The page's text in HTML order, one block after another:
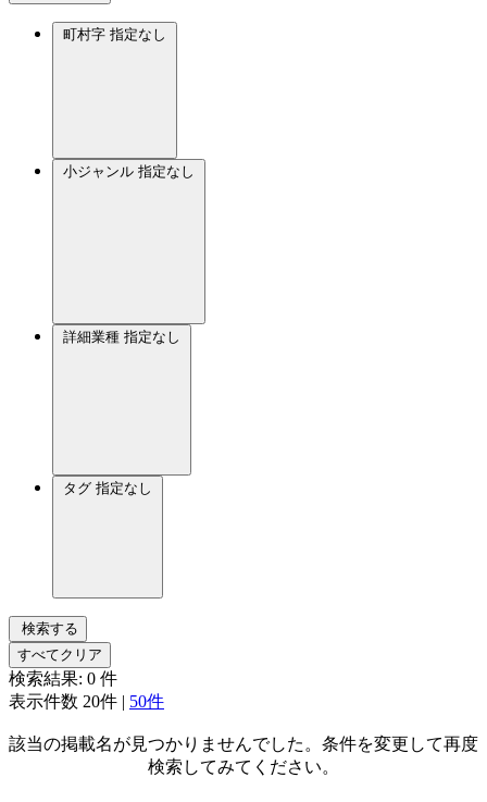
町村字 指定なし
小ジャンル 指定なし
詳細業種 指定なし
タグ 指定なし
検索する
すべてクリア
検索結果: 0 件
表示件数 20件 | 50件
該当の掲載名が見つかりませんでした。条件を変更して再度
検索してみてください。